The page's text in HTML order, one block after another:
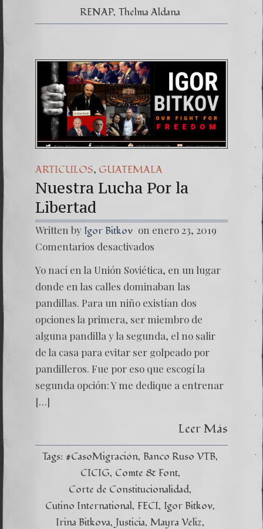
RENAP Thelma Aldana
ARTICULOS, GUATEMALA
Nuestra Lucha Por la
Libertad
Written by Igor Bitkov on enero 23, 2019
Comentarios desactivados
Yo nací en la Unión Soviética, en un lugar
donde en las calles dominaban las
pandillas. Para un niño existían dos
opciones la primera, ser miembro de
alguna pandilla y la segunda, el no salir
de la casa para evitar ser golpeado por
pandilleros. Fue por eso que escogí la
segunda opción: Y me dedique a entrenar
[…]
Leer Más
Tags: #CasoMigración Banco Ruso VTB
CICIG Comte & Font
Corte de Constitucionalidad
Cutino International FECI Igor Bitkov
Irina Bitkova Justicia Mayra Veliz